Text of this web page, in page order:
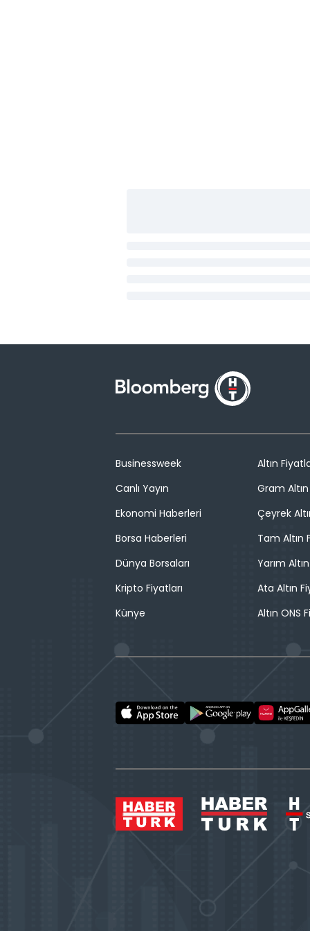
Businessweek
Canlı Yayın
Ekonomi Haberleri
Borsa Haberleri
Dünya Borsaları
Kripto Fiyatları
Künye
Altın
Gram Altın
Çeyrek
Tam Altın
Yarım
Ata Altın
Altın ONS